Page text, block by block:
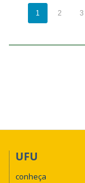
1 2 3
UFU
conheça